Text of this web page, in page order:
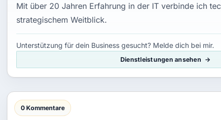
Mit über 20 Jahren Erfahrung in der IT verbinde ich
strategischem Weitblick.
Unterstützung für dein Business gesucht? Melde dich bei mir.
Dienstleistungen ansehen
0 Kommentare